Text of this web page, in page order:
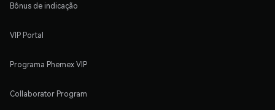
Bônus de indicação
VIP Portal
Programa Phemex VIP
Collaborator Program